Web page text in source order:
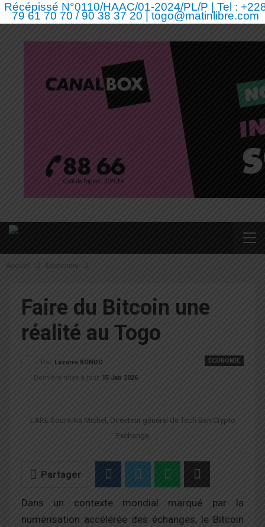
Récépissé N°0110/HAAC/01-2024/PL/P | Tel :
79 61 70 70 / 90 38 37 20 | togo@matinlibre.com
Accueil Économie
Faire du Bitcoin une
réalité au Togo
ÉCONOMIE
Par
Lazarre KONDO
Dernière mise à jour 15 Jan 2026
LARE Sounkika Michel, Directeur général de Tech Ben Crypto
Exchange
Partager
Dans un contexte mondial marqué par la
numérisation accélérée des échanges, le Bitcoin